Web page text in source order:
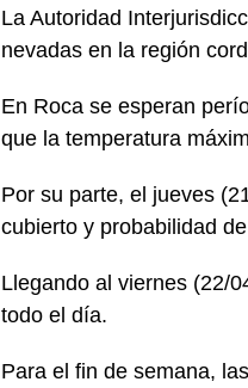
La Autoridad
nevadas en la región
En Roca se esperan
que la temperatura
Por su parte, el jueves
cubierto y probabilidad
Llegando al viernes (22/
todo el día.
Para el fin de semana,